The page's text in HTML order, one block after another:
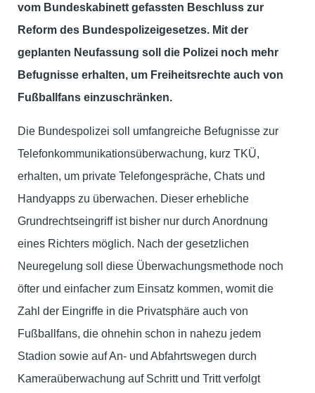
vom Bundeskabinett gefassten Beschluss zur
Reform des Bundespolizeigesetzes. Mit der
geplanten Neufassung soll die Polizei noch mehr
Befugnisse erhalten, um Freiheitsrechte auch von
Fußballfans einzuschränken.
Die Bundespolizei soll umfangreiche Befugnisse zur
Telefonkommunikationsüberwachung, kurz TKÜ,
erhalten, um private Telefongespräche, Chats und
Handyapps zu überwachen. Dieser erhebliche
Grundrechtseingriff ist bisher nur durch Anordnung
eines Richters möglich. Nach der gesetzlichen
Neuregelung soll diese Überwachungsmethode noch
öfter und einfacher zum Einsatz kommen, womit die
Zahl der Eingriffe in die Privatsphäre auch von
Fußballfans, die ohnehin schon in nahezu jedem
Stadion sowie auf An- und Abfahrtswegen durch
Kameraüberwachung auf Schritt und Tritt verfolgt